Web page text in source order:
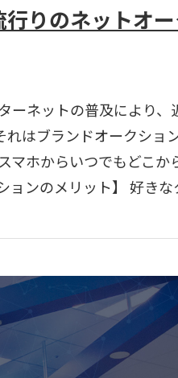
りのネットオ
ーネットの普及により、
はブランドオークショ
マホからいつでもどこか
ョンのメリット】 好き